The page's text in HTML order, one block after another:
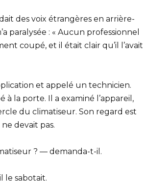
des voix étrangères en arrière-
paralysée : « Aucun professionnel
coupé, et il était clair qu’il l’avait
et appelé un technicien.
la porte. Il a examiné l’appareil,
du climatiseur. Son regard est
devait pas.
? — demanda-t-il.
le sabotait.